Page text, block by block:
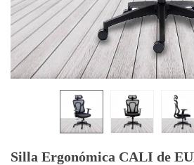
Silla Ergonómica CALI de